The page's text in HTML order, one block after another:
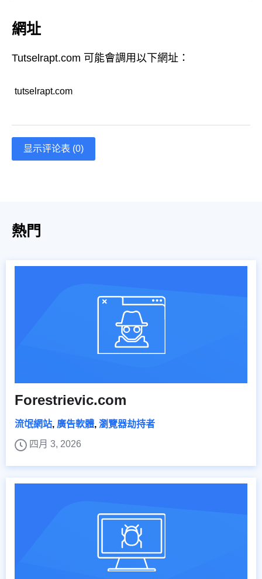
網址
Tutselrapt.com 可能會調用以下網址：
tutselrapt.com
显示评论表 (0)
熱門
Forestrievic.com
流氓網站, 廣告軟體, 瀏覽器劫持者
四月 3, 2026